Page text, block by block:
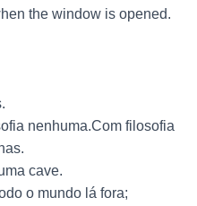
the window is opened.
nenhuma.Com filosofia
cave.
o mundo lá fora;